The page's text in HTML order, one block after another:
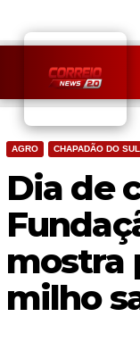
content
AGRO CHAPADÃO DO SUL
Dia de
mostra
milho